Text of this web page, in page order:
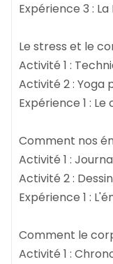
Expérience 3 :
Le stress et le
Activité 1 :
Activité 2 : Yoga
Expérience 1 :
Comment nos
Activité 1 :
Activité 2 :
Expérience 1 :
Comment le
Activité 1 :